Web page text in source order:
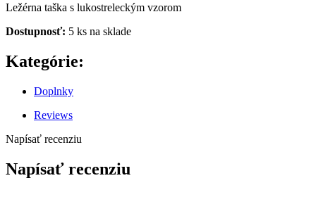
Ležérna taška s lukostreleckým vzorom
Dostupnosť: 5 ks na sklade
Kategórie:
Doplnky
Reviews
Napísať recenziu
Napísať recenziu